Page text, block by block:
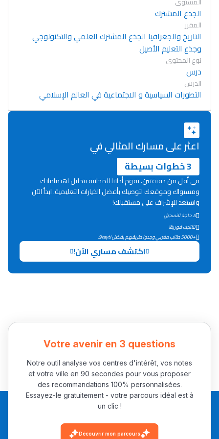
Lycée Maroc
Collège au Maroc
Interviews/Vidéos
+ de 89 Interviews/Vidéos
دليل المهن
الجدع المشترك
المقرر
التاريخ والجغرافيا الجذع المشترك العلمي والتكنولوجي
وجذع التعليم الأصيل
نوع المحتوى
درس
الدرس
التطورات السياسية و الاجتماعية في العالم الإسلامي
اعثر على مسارك المثالي في
3 خطوات بسيطة
في أقل من دقيقتين، تقوم أداتنا المجانية بتحليل اهتماماتك
ومستواك وموقعك لتوصيك بأفضل الخيارات التعليمية. ابدأ الآن
واستعد للإشراف على مستقبلك!
لا حاجة للتسجيل
نتائجك فورية!
+5000 طالب مغربي وجدوا طريقهم بفضل 9rayti.
اكتشف مساري الآن!
Votre avenir en 3 questions
Notre outil analyse vos centres d'intérêt, vos notes
et votre ville en 90 secondes pour vous proposer
des recommandations 100% personnalisées.
Essayez-le gratuitement - votre parcours idéal est à
un clic !
Découvrir mon parcours